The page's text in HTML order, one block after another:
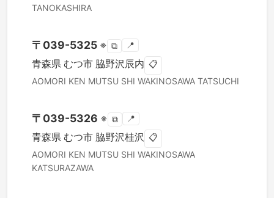
TANOKASHIRA
〒 039-5325 ※ ⧉ 📍
青森県 むつ市 脇野沢辰内 📋
AOMORI KEN MUTSU SHI WAKINOSAWA TATSUCHI
〒 039-5326 ※ ⧉ 📍
青森県 むつ市 脇野沢桂沢 📋
AOMORI KEN MUTSU SHI WAKINOSAWA
KATSURAZAWA